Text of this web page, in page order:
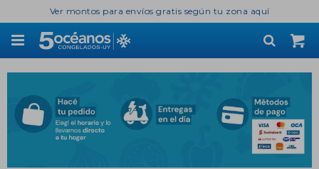
Ver montos para envíos gratis según tu zona aquí
